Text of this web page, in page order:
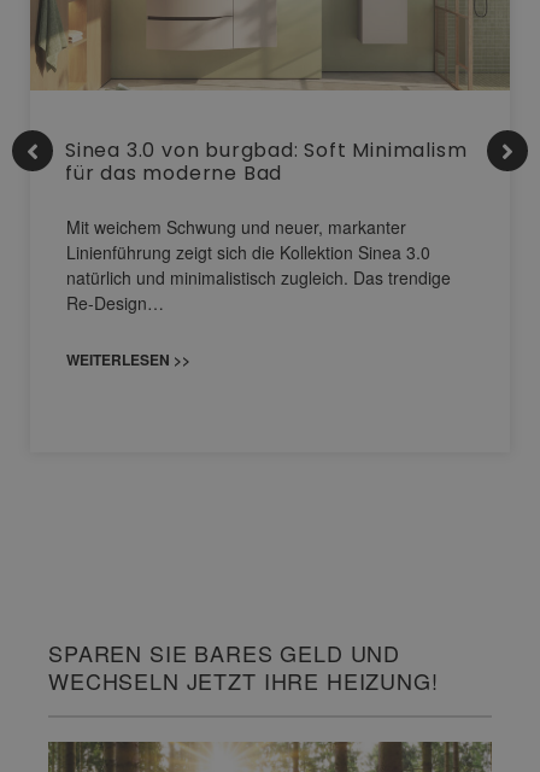
Sinea 3.0 von burgbad: Soft Minimalism
für das moderne Bad
Mit weichem Schwung und neuer, markanter
Linienführung zeigt sich die Kollektion Sinea 3.0
natürlich und minimalistisch zugleich. Das trendige
Re-Design…
WEITERLESEN >>
SPAREN SIE BARES GELD UND
WECHSELN JETZT IHRE HEIZUNG!